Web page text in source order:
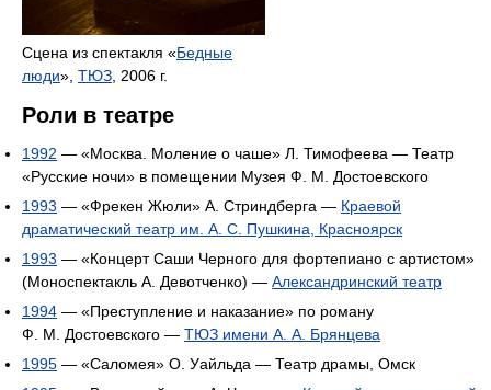
Сцена из спектакля «Бедные
люди», ТЮЗ , 2006 г.
Роли в театре
1992 — «Москва. Моление о чаше» Л. Тимофеева — Театр
«Русские ночи» в помещении Музея Ф. М. Достоевского
1993 — «Фрекен Жюли» А. Стриндберга — Краевой
драматический театр им. А. С. Пушкина, Красноярск
1993 — «Концерт Саши Черного для фортепиано с артистом»
(Моноспектакль А. Девотченко) — Александринский театр
1994 — «Преступление и наказание» по роману
Ф. М. Достоевского — ТЮЗ имени А. А. Брянцева
1995 — «Саломея» О. Уайльда — Театр драмы, Омск